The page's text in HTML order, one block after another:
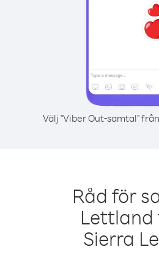
Välj "Viber Out-samtal"
Råd för
Lettland
Sierra